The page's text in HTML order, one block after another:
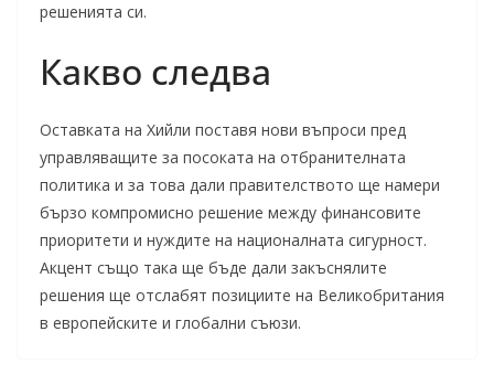
решенията си.
Какво следва
Оставката на Хийли поставя нови въпроси пред
управляващите за посоката на отбранителната
политика и за това дали правителството ще намери
бързо компромисно решение между финансовите
приоритети и нуждите на националната сигурност.
Акцент също така ще бъде дали закъснялите
решения ще отслабят позициите на Великобритания
в европейските и глобални съюзи.